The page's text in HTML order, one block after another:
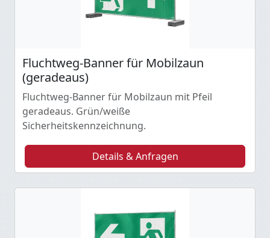
Fluchtweg-Banner für Mobilzaun
(geradeaus)
Fluchtweg-Banner für Mobilzaun mit Pfeil
geradeaus. Grün/weiße
Sicherheitskennzeichnung.
Details & Anfragen